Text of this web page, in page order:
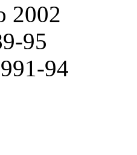
2002
95
94